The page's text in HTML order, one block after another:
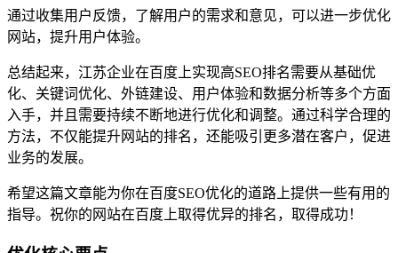
通过收集用户反馈，了解用户的需求和意见，可以进一步优化
网站，提升用户体验。
总结起来，江苏企业在百度上实现高SEO排名需要从基础优
化、关键词优化、外链建设、用户体验和数据分析等多个方面
入手，并且需要持续不断地进行优化和调整。通过科学合理的
方法，不仅能提升网站的排名，还能吸引更多潜在客户，促进
业务的发展。
希望这篇文章能为你在百度SEO优化的道路上提供一些有用的
指导。祝你的网站在百度上取得优异的排名，取得成功！